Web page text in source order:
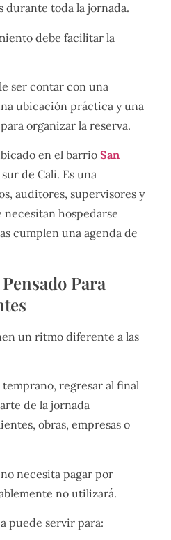
toda la jornada.
debe facilitar la
ser contar con una
ubicación práctica y una
organizar la reserva.
en el barrioSan
de Cali. Es una
auditores, supervisores y
hospedarse
cumplen una agenda de
Para
un ritmo diferente a las
regresar al final
de la jornada
obras, empresas o
necesita pagar por
no utilizará.
puede servir para: